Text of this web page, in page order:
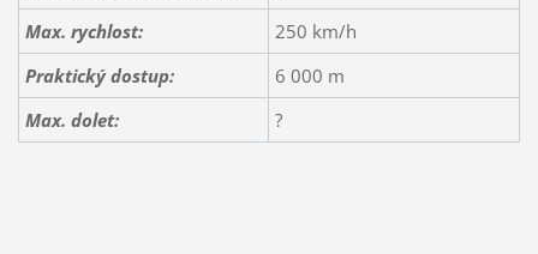
Max. rychlost:
250 km/h
Praktický dostup:
6 000 m
Max. dolet:
?